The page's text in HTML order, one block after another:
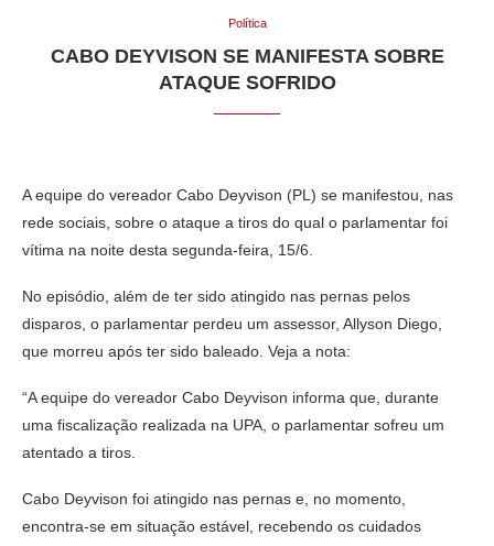
Política
CABO DEYVISON SE MANIFESTA SOBRE
ATAQUE SOFRIDO
A equipe do vereador Cabo Deyvison (PL) se manifestou, nas
rede sociais, sobre o ataque a tiros do qual o parlamentar foi
vítima na noite desta segunda-feira, 15/6.
No episódio, além de ter sido atingido nas pernas pelos
disparos, o parlamentar perdeu um assessor, Allyson Diego,
que morreu após ter sido baleado. Veja a nota:
“A equipe do vereador Cabo Deyvison informa que, durante
uma fiscalização realizada na UPA, o parlamentar sofreu um
atentado a tiros.
Cabo Deyvison foi atingido nas pernas e, no momento,
encontra-se em situação estável, recebendo os cuidados